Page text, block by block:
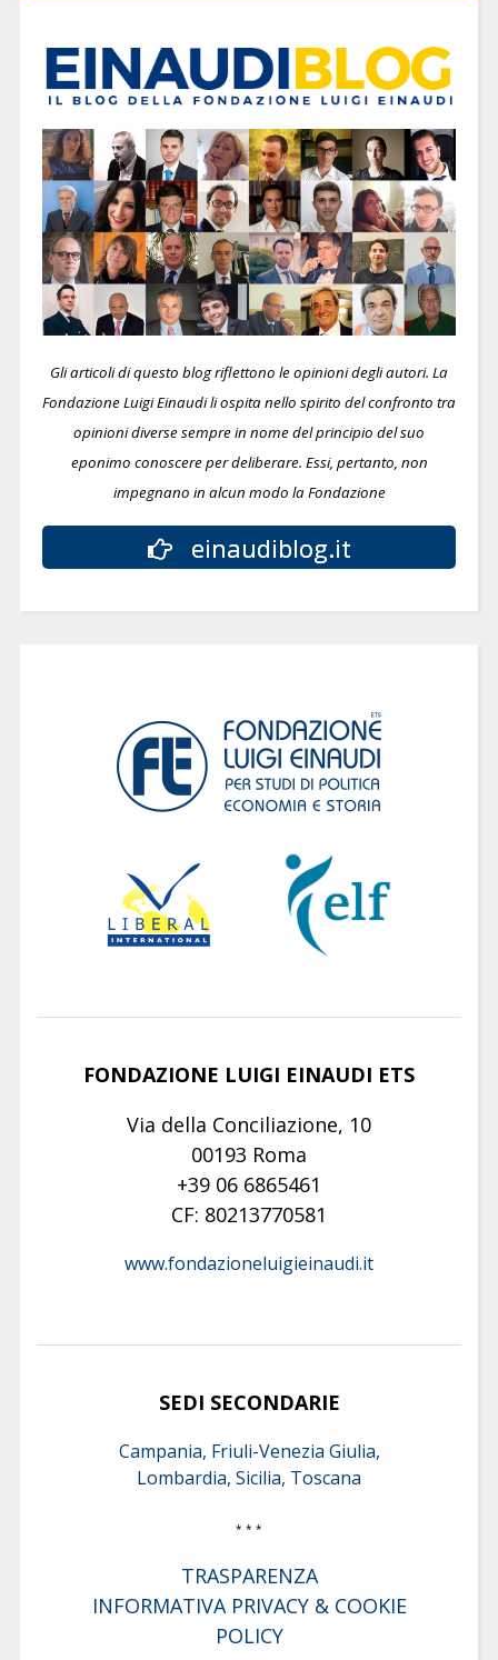
Gli articoli di questo blog riflettono le opinioni degli autori. La
Fondazione Luigi Einaudi li ospita nello spirito del confronto tra
opinioni diverse sempre in nome del principio del suo
eponimo conoscere per deliberare. Essi, pertanto, non
impegnano in alcun modo la Fondazione
einaudiblog.it
FONDAZIONE LUIGI EINAUDI ETS
Via della Conciliazione, 10
00193 Roma
+39 06 6865461
CF: 80213770581
www.fondazioneluigieinaudi.it
SEDI SECONDARIE
Campania, Friuli-Venezia Giulia,
Lombardia, Sicilia, Toscana
* * *
TRASPARENZA
INFORMATIVA PRIVACY & COOKIE
POLICY